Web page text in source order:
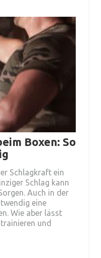
Boxen: So
Schlagkraft ein
Schlag kann
Auch in der
eine
Wie aber lässt
und